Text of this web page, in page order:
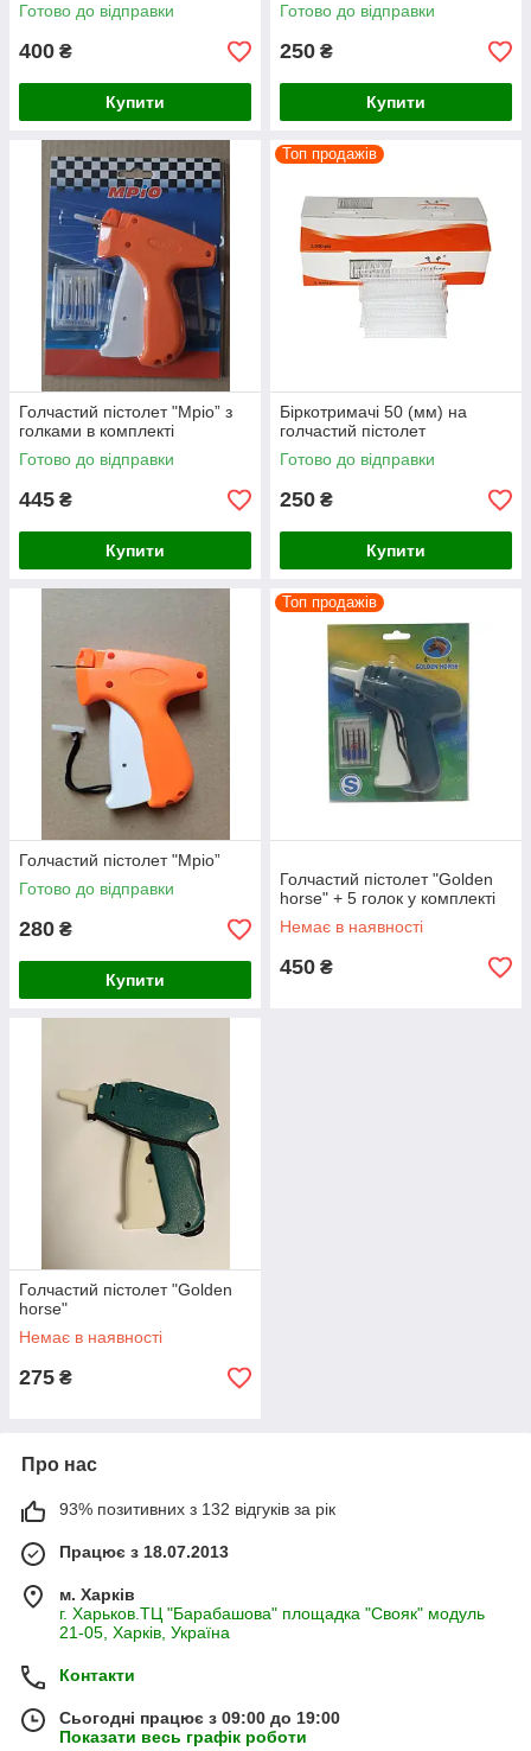
Готово до відправки
400 ₴
Купити
Готово до відправки
250 ₴
Купити
Голчастий пістолет "Мріо” з
голками в комплекті
Готово до відправки
445 ₴
Купити
Топ продажів
Біркотримачі 50 (мм) на
голчастий пістолет
Готово до відправки
250 ₴
Купити
Голчастий пістолет "Мріо”
Готово до відправки
280 ₴
Купити
Топ продажів
Голчастий пістолет "Golden
horse" + 5 голок у комплекті
Немає в наявності
450 ₴
Голчастий пістолет "Golden
horse"
Немає в наявності
275 ₴
Про нас
93% позитивних з 132 відгуків за рік
Працює з 18.07.2013
м. Харків
г. Харьков.ТЦ "Барабашова" площадка "Свояк" модуль
21-05, Харків, Україна
Контакти
Сьогодні працює з 09:00 до 19:00
Показати весь графік роботи